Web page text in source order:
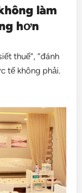
làm
hơn
thuế”, “đánh
tế không phải.